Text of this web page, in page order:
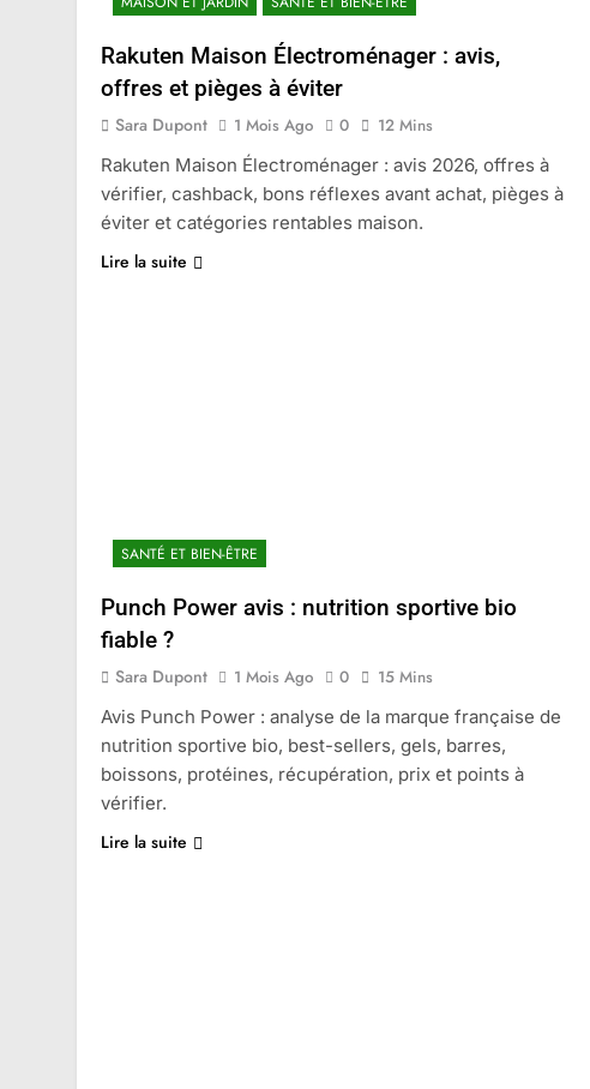
Rakuten Maison Électroménager : avis,
offres et pièges à éviter
Sara Dupont 1 Mois Ago 0
12 Mins
Rakuten Maison Électroménager : avis 2026, offres à
vérifier, cashback, bons réflexes avant achat, pièges à
éviter et catégories rentables maison.
Lire la suite
SANTÉ ET BIEN-ÊTRE
Punch Power avis : nutrition sportive bio
fiable ?
Sara Dupont 1 Mois Ago 0
15 Mins
Avis Punch Power : analyse de la marque française de
nutrition sportive bio, best-sellers, gels, barres,
boissons, protéines, récupération, prix et points à
vérifier.
Lire la suite